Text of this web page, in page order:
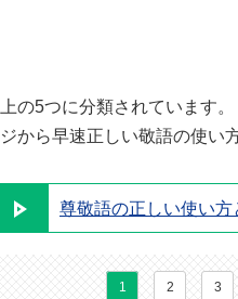
の5つに分類されています。
から早速正しい敬語の使い
尊敬語の正しい使い方
1 2 3